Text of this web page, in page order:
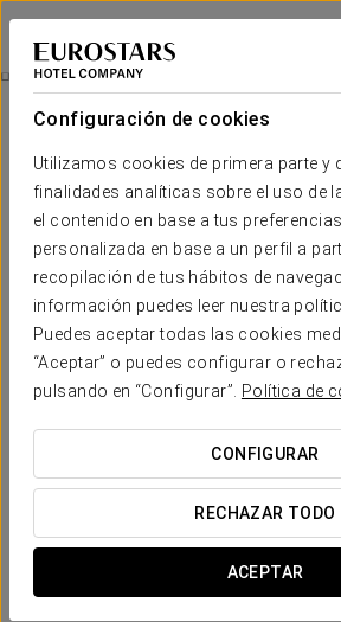
Configuración de cookies
Utilizamos cookies de primera parte y
finalidades analíticas sobre el uso de
el contenido en base a tus
personalizada en base a un perfil a
recopilación de tus hábitos de
información puedes leer nuestra
Puedes aceptar todas las cookies
“Aceptar” o puedes configurar o
pulsando en “Configurar”.
Política de
CONFIGURAR
RECHAZAR TODO
ACEPTAR
Eurostars Hotel Real
SANTANDER
Experiencia Romántica
80€
Experiencia romántica
Cualquier momento es bueno para
disfrutar de una experiencia romántica.
Incluye:
-Una botella de Moët & Chandon
-Macarons.